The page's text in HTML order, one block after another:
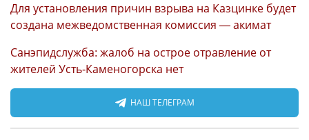
Для установления причин взрыва на Казцинке будет
создана межведомственная комиссия — акимат
Санэпидслужба: жалоб на острое отравление от
жителей Усть-Каменогорска нет
НАШ ТЕЛЕГРАМ